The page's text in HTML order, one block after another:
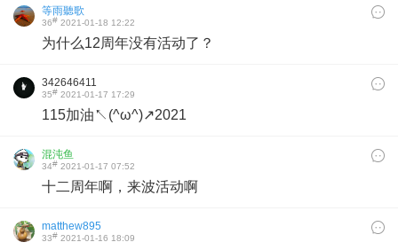
等雨聽歌
36# 2021-01-18 12:22
为什么12周年没有活动了？
342646411
35# 2021-01-17 17:29
115加油↖(^ω^)↗2021
混沌鱼
34# 2021-01-17 07:52
十二周年啊，来波活动啊
matthew895
33# 2021-01-16 18:09